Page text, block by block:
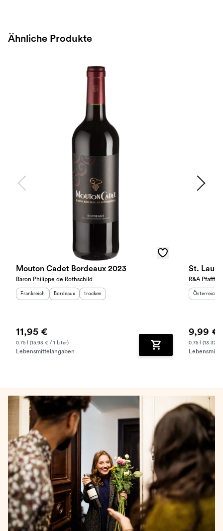
Ähnliche Produkte
Mouton Cadet Bordeaux 2023
Baron Philippe de Rothschild
Herkunftsland
Frankreich Herkunftsregion:
Bordeaux Geschmack
trocken
11,95 €
0.75 l (15.93 € / 1 Liter)
Lebensmittelangaben Zum Warenkorb
St.
R&A Pfaffl
Österreich
9,99 €
0.75 l (13.32 €